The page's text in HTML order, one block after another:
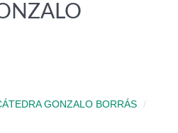
GONZALO BORRÁS